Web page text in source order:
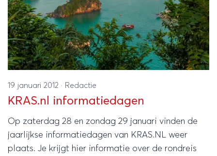
19 januari 2012 · Redactie
KRAS.nl informatiedagen
Op zaterdag 28 en zondag 29 januari vinden de
jaarlijkse informatiedagen van KRAS.NL weer
plaats. Je krijgt hier informatie over de rondreis